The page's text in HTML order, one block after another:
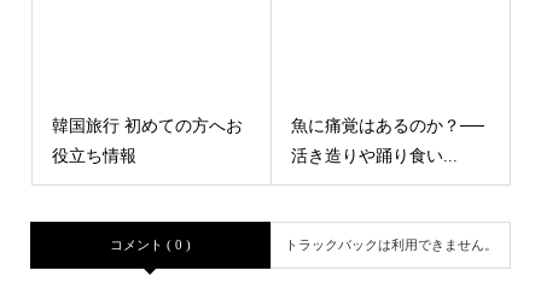
韓国旅行 初めての方へお
役立ち情報
魚に痛覚はあるのか？──
活き造りや踊り食い...
コメント ( 0 ) トラックバックは利用できません。